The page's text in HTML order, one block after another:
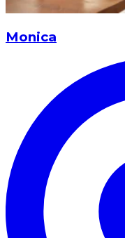
Monica